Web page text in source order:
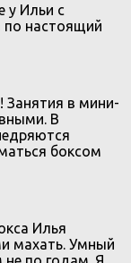
у Ильи с
по настоящий
Занятия в мини-
В
боксом
Илья
махать. Умный